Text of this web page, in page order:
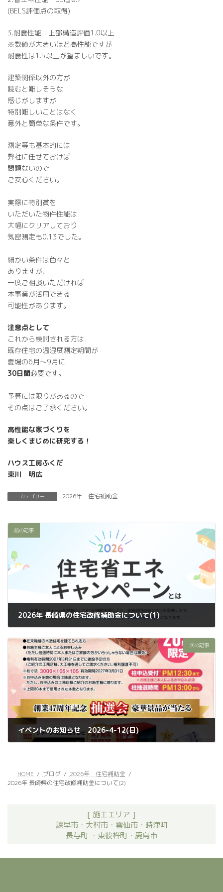
(BELS評価点の取得)
3.耐震性能：上部構造評価1.0以上
※数値が大きいほど高性能ですが
耐震性は1.5以上が望ましいです。
建築関係以外の方が
読むと難しそうな
感じがしますが
特別難しいことはなく
意外と簡単な条件です。
測定等も基本的には
弊社に任せておけば
問題ないので
ご安心ください。
実際に特別賞を
いただいた物件性能は
大幅にクリアしており
気密測定も0.13でした。
細かい条件は色々と
ありますが、
一度ご相談いただければ
本事業が活用できる
可能性があります。
注意点として
これから検討される方は
既存住宅の温湿度測定期間が
夏場の6月～9月に
30日間必要です。
予算には限りがあるので
その点はご了承ください。
高性能な家づくりを
楽しくまじめに研究する！
ハウス工房ふくだ
東川 明広
カテゴリー 2026年 住宅補助金
前の記事
2026年 長崎県の住宅改修補助金について(1)
次の記事
イベントのお知らせ 2026-4-12(日)
HOME ブログ
2026年 住宅補助金
2026年 長崎県の住宅改修補助金について(2)
[ 施工エリア ]
諫早市・大村市・雲仙市・時津町
長与町 ・東彼杵町・鹿島市